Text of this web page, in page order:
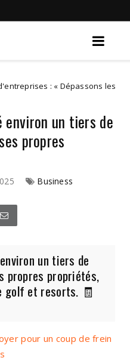
: « Dépassons les
environ un tiers de
propres
Business
un tiers de
propres propriétés,
golf et resorts. 🧾
pour un coup de frein